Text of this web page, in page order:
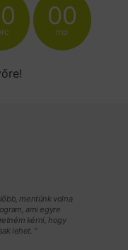
00
mp
mentünk volna
ami egyre
kérni, hogy
lehet. "